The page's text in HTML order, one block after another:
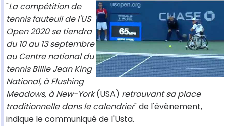
"La compétition de
tennis fauteuil de l'US
Open 2020 se tiendra
du 10 au 13 septembre
au Centre national du
tennis Billie Jean King
National, à Flushing
Meadows, à New-York(USA) retrouvant sa place
traditionnelle dans le calendrier" de l'évènement,
indique le communiqué de l'Usta.